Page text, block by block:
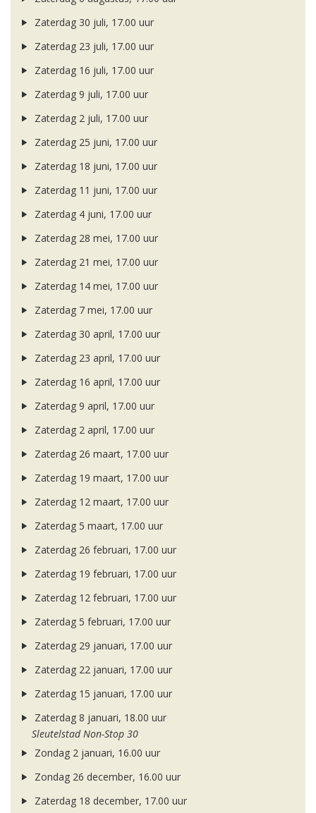
Zaterdag 30 juli, 17.00 uur
Zaterdag 23 juli, 17.00 uur
Zaterdag 16 juli, 17.00 uur
Zaterdag 9 juli, 17.00 uur
Zaterdag 2 juli, 17.00 uur
Zaterdag 25 juni, 17.00 uur
Zaterdag 18 juni, 17.00 uur
Zaterdag 11 juni, 17.00 uur
Zaterdag 4 juni, 17.00 uur
Zaterdag 28 mei, 17.00 uur
Zaterdag 21 mei, 17.00 uur
Zaterdag 14 mei, 17.00 uur
Zaterdag 7 mei, 17.00 uur
Zaterdag 30 april, 17.00 uur
Zaterdag 23 april, 17.00 uur
Zaterdag 16 april, 17.00 uur
Zaterdag 9 april, 17.00 uur
Zaterdag 2 april, 17.00 uur
Zaterdag 26 maart, 17.00 uur
Zaterdag 19 maart, 17.00 uur
Zaterdag 12 maart, 17.00 uur
Zaterdag 5 maart, 17.00 uur
Zaterdag 26 februari, 17.00 uur
Zaterdag 19 februari, 17.00 uur
Zaterdag 12 februari, 17.00 uur
Zaterdag 5 februari, 17.00 uur
Zaterdag 29 januari, 17.00 uur
Zaterdag 22 januari, 17.00 uur
Zaterdag 15 januari, 17.00 uur
Zaterdag 8 januari, 18.00 uur
Sleutelstad Non-Stop 30
Zondag 2 januari, 16.00 uur
Zondag 26 december, 16.00 uur
Zaterdag 18 december, 17.00 uur